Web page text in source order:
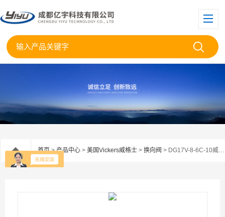
首页>产品中心 > 美国Vickers威格士 > 换向阀 > DG17V-8-6C-10威格士手动换向阀DG17V-8授权代理02-400048